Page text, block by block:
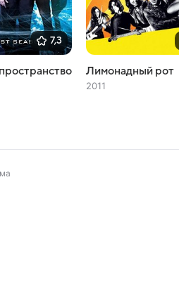
7,3
Лимонадный рот
2011